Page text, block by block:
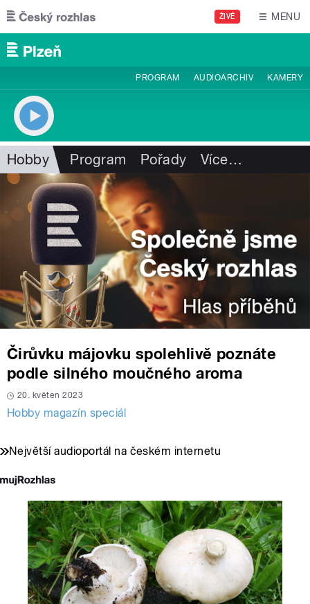
Přejít k hlavnímu obsahu
ŽIVĚ MENU
PROGRAM AUDIOARCHIV KAMERY
Hobby Program Pořady Více…
Čirůvku májovku spolehlivě poznáte
podle silného moučného aroma
20. květen 2023
Hobby magazín speciál
Největší audioportál na českém internetu